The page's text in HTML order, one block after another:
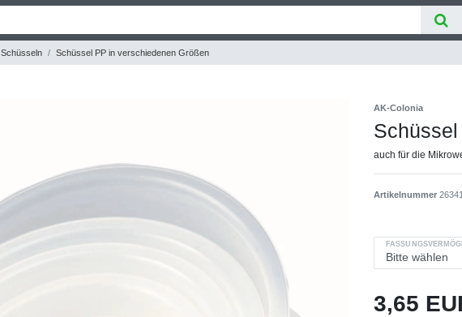
Schüsseln Schüssel PP in verschiedenen Größen
AK-Colonia
auch für die
Artikelnummer
3,65